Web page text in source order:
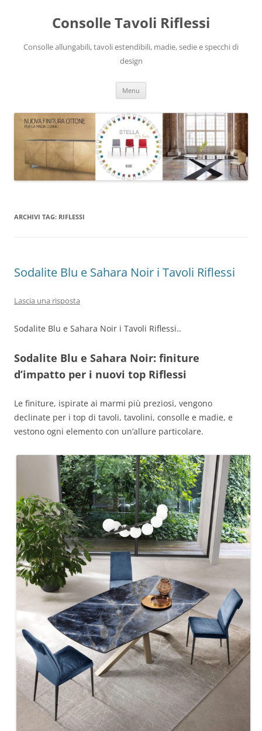
contenutoConsolle Tavoli Riflessi
Consolle allungabili, tavoli estendibili, madie, sedie e specchi di
design
Menu
ARCHIVI TAG: RIFLESSI
Sodalite Blu e Sahara Noir i Tavoli Riflessi
Lascia una risposta
Sodalite Blu e Sahara Noir i Tavoli Riflessi..
Sodalite Blu e Sahara Noir: finiture
d’impatto per i nuovi top Riflessi
Le finiture, ispirate ai marmi più preziosi, vengono
declinate per i top di tavoli, tavolini, consolle e madie, e
vestono ogni elemento con un’allure particolare.